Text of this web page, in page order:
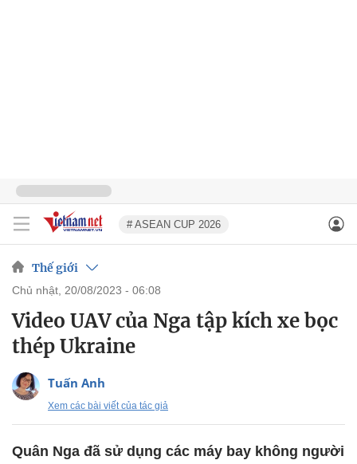
# ASEAN CUP 2026
Thế giới
chủ nhật, 20/08/2023 - 06:08
Video UAV của Nga tập kích xe bọc
thép Ukraine
Tuấn Anh
Xem các bài viết của tác giả
Quân Nga đã sử dụng các máy bay không người